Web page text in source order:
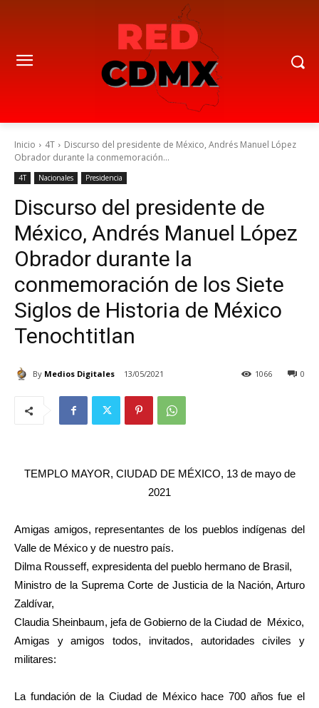
Inicio 4T
Discurso del presidente de México, Andrés Manuel López
Obrador durante la conmemoración...
4T Nacionales Presidencia
Discurso del presidente de
México, Andrés Manuel López
Obrador durante la
conmemoración de los Siete
Siglos de Historia de México
Tenochtitlan
By Medios Digitales 13/05/2021 0
1066
TEMPLO MAYOR, CIUDAD DE MÉXICO, 13 de mayo de
2021
Amigas amigos, representantes de los pueblos indígenas del
Valle de México y de nuestro país.
Dilma Rousseff, expresidenta del pueblo hermano de Brasil,
Ministro de la Suprema Corte de Justicia de la Nación, Arturo
Zaldívar,
Claudia Sheinbaum, jefa de Gobierno de la Ciudad de México,
Amigas y amigos todos, invitados, autoridades civiles y
militares:
La fundación de la Ciudad de México hace 700 años fue el